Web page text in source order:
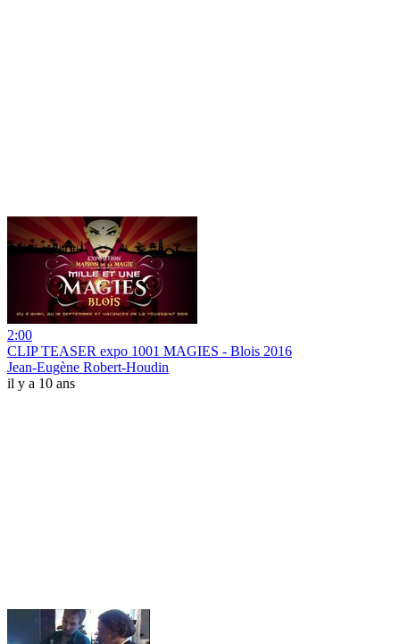
2:00
CLIP TEASER expo 1001 MAGIES - Blois 2016
Jean-Eugène Robert-Houdin
il y a 10 ans